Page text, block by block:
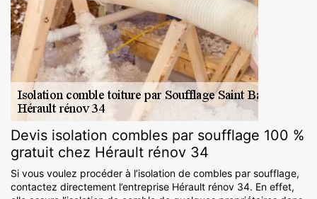
Devis isolation combles par soufflage 100 %
gratuit chez Hérault rénov 34
Si vous voulez procéder à l’isolation de combles par soufflage,
contactez directement l’entreprise Hérault rénov 34. En effet,